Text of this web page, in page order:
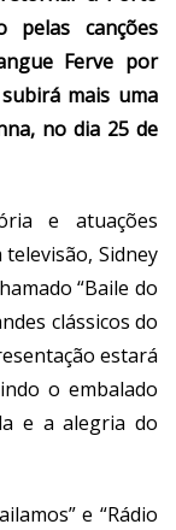
pelas canções
Ferve por
mais uma
no dia 25 de
e atuações
Sidney
“Baile do
clássicos do
estará
o embalado
e a alegria do
e “Rádio